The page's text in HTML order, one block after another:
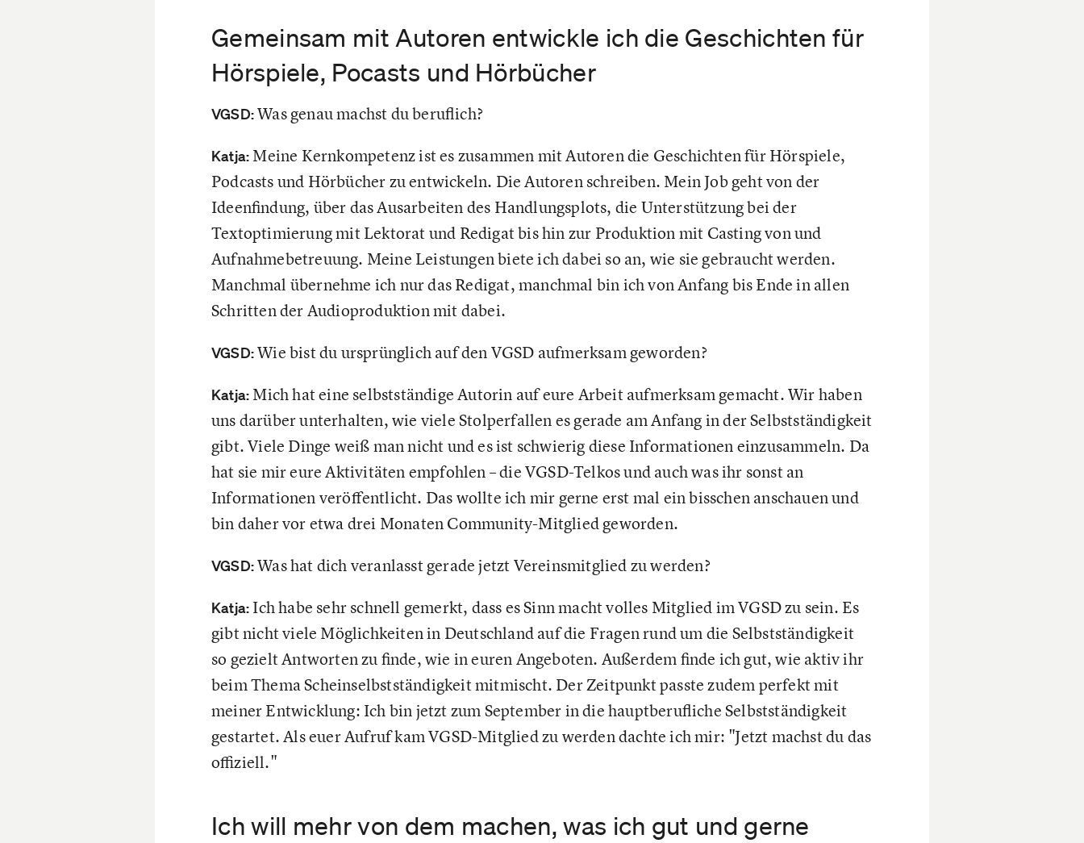
Gemeinsam mit Autoren entwickle ich die Geschichten für
Hörspiele, Pocasts und Hörbücher
VGSD:Was genau machst du beruflich?
Katja: Meine Kernkompetenz ist es zusammen mit Autoren die Geschichten für Hörspiele,
Podcasts und Hörbücher zu entwickeln. Die Autoren schreiben. Mein Job geht von der
Ideenfindung, über das Ausarbeiten des Handlungsplots, die Unterstützung bei der
Textoptimierung mit Lektorat und Redigat bis hin zur Produktion mit Casting von und
Aufnahmebetreuung. Meine Leistungen biete ich dabei so an, wie sie gebraucht werden.
Manchmal übernehme ich nur das Redigat, manchmal bin ich von Anfang bis Ende in allen
Schritten der Audioproduktion mit dabei.
VGSD:Wie bist du ursprünglich auf den VGSD aufmerksam geworden?
Katja: Mich hat eine selbstständige Autorin auf eure Arbeit aufmerksam gemacht. Wir haben
uns darüber unterhalten, wie viele Stolperfallen es gerade am Anfang in der Selbstständigkeit
gibt. Viele Dinge weiß man nicht und es ist schwierig diese Informationen einzusammeln. Da
hat sie mir eure Aktivitäten empfohlen – die VGSD-Telkos und auch was ihr sonst an
Informationen veröffentlicht. Das wollte ich mir gerne erst mal ein bisschen anschauen und
bin daher vor etwa drei Monaten Community-Mitglied geworden.
VGSD:Was hat dich veranlasst gerade jetzt Vereinsmitglied zu werden?
Katja: Ich habe sehr schnell gemerkt, dass es Sinn macht volles Mitglied im VGSD zu sein. Es
gibt nicht viele Möglichkeiten in Deutschland auf die Fragen rund um die Selbstständigkeit
so gezielt Antworten zu finde, wie in euren Angeboten. Außerdem finde ich gut, wie aktiv ihr
beim Thema Scheinselbstständigkeit mitmischt. Der Zeitpunkt passte zudem perfekt mit
meiner Entwicklung: Ich bin jetzt zum September in die hauptberufliche Selbstständigkeit
gestartet. Als euer Aufruf kam VGSD-Mitglied zu werden dachte ich mir: "Jetzt machst du das
offiziell."
Ich will mehr von dem machen, was ich gut und gerne